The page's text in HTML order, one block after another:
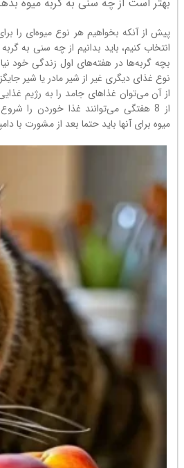
پیش از آنکه بخواهیم هر نوع میوه‌ای را
انتخاب کنیم، باید بدانیم از چه سنی به
بچه گربه‌ها در هفته‌های اول زندگی خود
نوع غذای دیگری غیر از شیر مادر یا شیر
از آن می‌توان غذاهای جامد را به رژیم غذایی
از 8 هفتگی می‌توانند غذا خوردن را
میوه برای آنها باید حتما بعد از مشورت با